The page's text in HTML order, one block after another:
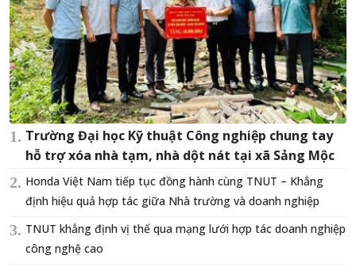
Trường Đại học Kỹ thuật Công nghiệp chung tay
hỗ trợ xóa nhà tạm, nhà dột nát tại xã Sảng Mộc
Honda Việt Nam tiếp tục đồng hành cùng TNUT – Khẳng
định hiệu quả hợp tác giữa Nhà trường và doanh nghiệp
TNUT khẳng định vị thế qua mạng lưới hợp tác doanh nghiệp
công nghệ cao